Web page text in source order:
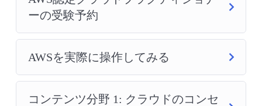
ーの受験予約
AWSを実際に操作してみる
コンテンツ分野 1: クラウドのコンセ